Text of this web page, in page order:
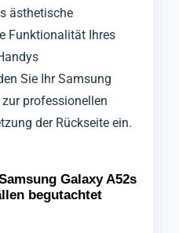
ästhetische
Funktionalität Ihres
Sie Ihr Samsung
professionellen
der Rückseite ein.
Galaxy A52s
begutachtet